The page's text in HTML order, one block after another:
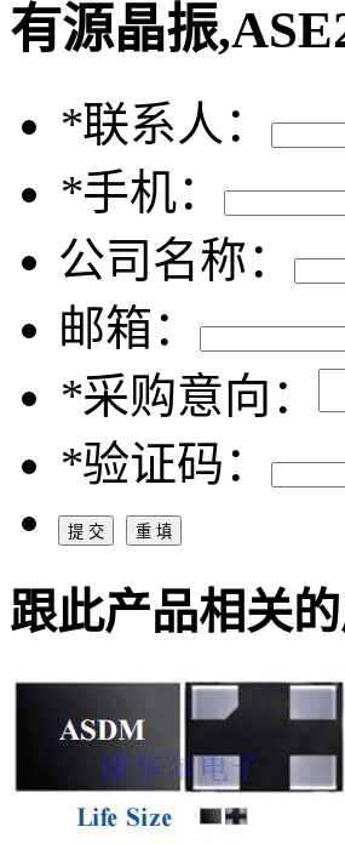
有源晶振
*联系人：
*手机：
公司名称：
邮箱：
*采购意向：
*验证码：
跟此产品相关